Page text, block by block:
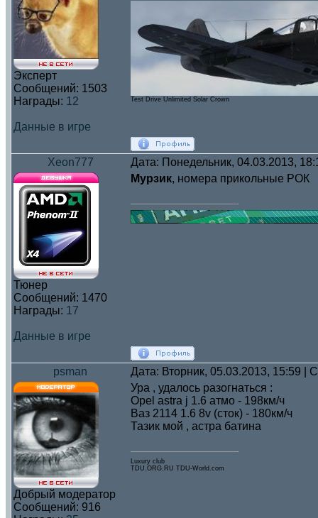
Эксперт
Сообщений: 1503
Награды: 12
Данные в игре
Test Drive Unlimited Solar Crown
Xeon777 Дата: Понедельник, 04.03.2013,
Тюнер
Сообщений: 1470
Награды: 17
Данные в игре
Мурзик, номера прикольные РОК
psman Дата: Вторник, 05.03.2013, 15:59 |
Добрый модератор
Сообщений: 916
Ура , удалось разогнаться :
Opel astra j 1.6 атмо - 198км/ч
Ваз 2114 1.6 8v (сток) - 180км/ч
Тазик мой , астра батина
Luxury club
TDU.ORG.RU TDU-World.com